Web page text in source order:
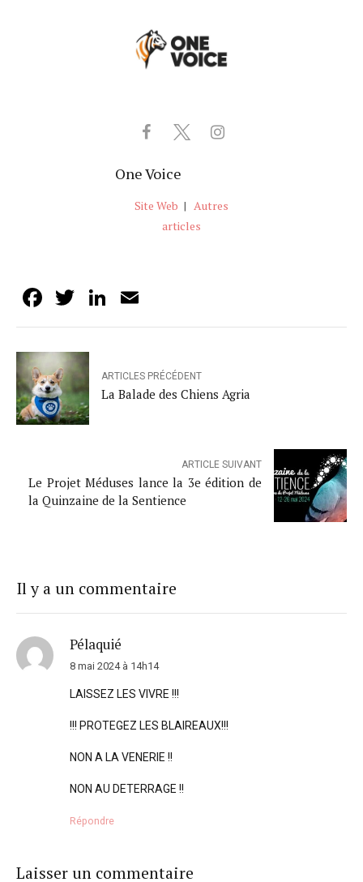
One Voice
Site Web | Autres
articles
Facebook
TwitterLinkedIn
ARTICLES PRÉCÉDENT
La Balade des Chiens Agria
ARTICLE SUIVANT
Le Projet Méduses lance la 3e édition de
la Quinzaine de la Sentience
Il y a un commentaire
Pélaquié
8 mai 2024 à 14h14
LAISSEZ LES VIVRE !!!
!!! PROTEGEZ LES BLAIREAUX!!!
NON A LA VENERIE !!
NON AU DETERRAGE !!
Répondre
Laisser un commentaire